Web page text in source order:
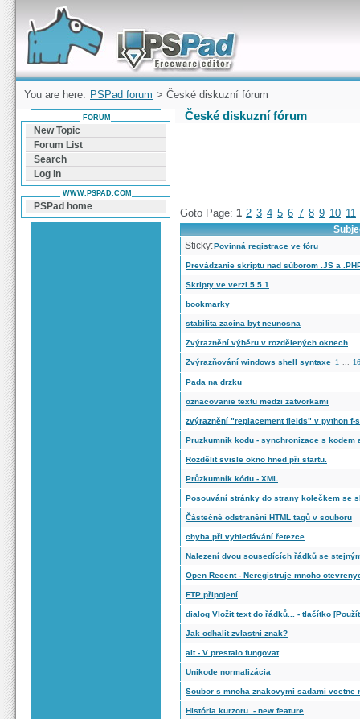
Forum can help you solve problems and quickly
find a solution with PSPad for Microsoft
Windows
You are here: PSPad forum > České diskuzní fórum
České diskuzní fórum
Goto Page: 1 2 3 4 5 6 7 8 9 10 11
Sticky:Povinná registrace ve fóru
Prevádzanie skriptu nad súborom .JS a
Skripty ve verzi 5.5.1
bookmarky
stabilita zacina byt neunosna
Zvýraznění výběru v rozdělených oknech
Zvýrazňování windows shell syntaxe 1 ... 16
Pada na drzku
oznacovanie textu medzi zatvorkami
zvýraznění "replacement fields" v python f-
Pruzkumnik kodu - synchronizace s kodem
Rozdělit svisle okno hned při startu.
Průzkumník kódu - XML
Posouvání stránky do strany kolečkem se
Částečné odstranění HTML tagů v souboru
chyba při vyhledávání řetezce
Nalezení dvou sousedících řádků se
Open Recent - Neregistruje mnoho
FTP připojení
dialog Vložit text do řádků... - tlačítko
Jak odhalit zvlastni znak?
alt - V prestalo fungovat
Unikode normalizácia
Soubor s mnoha znakovymi sadami vcetne
História kurzoru. - new feature
FORUM
New Topic
Forum List
Search
Log In
WWW.PSPAD.COM
PSPad home